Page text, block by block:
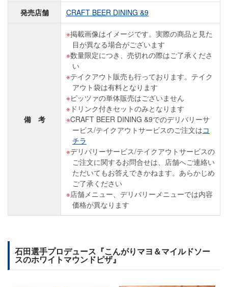
発売店舗 CRAFT BEER DINING &9
備 考
掲載画像はイメージです。実際の商品と見た
目が異なる場合がございます
数量限定につき、売切れの際はご了承くださ
い
テイクアウト販売も行っております。テイク
アウト袋は有料となります
ピッツァの単体販売はございません
ドリンク付きセットのみとなります
CRAFT BEER DINING &9でのデリバリーサ
ービス/テイクアウトサービスのご注文はコ
チラ
デリバリーサービス/テイクアウトサービスの
ご注文に関するお問合せは、店舗へご連絡い
ただいてもお答えできかねます。あらかじめ
ご了承ください
店舗メニュー、デリバリーメニューでは内容
価格が異なります
石田選手プロデュース『こんがりマヨ＆マイルドソー
スのホワイトマウンドピザ』